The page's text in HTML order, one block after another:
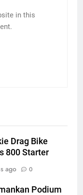
in this
Drag Bike
800 Starter
ago 0
Podium